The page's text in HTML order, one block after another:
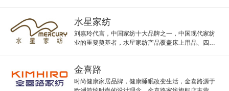
水星家纺
刘嘉玲代言，中国家纺十大品牌之一，中国现代家纺
业的重要奠基者，水星家纺产品覆盖床上用品、四件
金喜路
时尚健康家居品牌，健康睡眠改变生活，金喜路源于